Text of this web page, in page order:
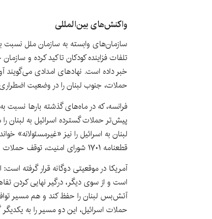
واکنش‌های بین‌المللی
سازمان‌های وابسته به سازمان ملل نسبت
تلفات فزاینده کودکان تاکید کرده و
خبر داده است. نهادهای امدادی می‌گویند
حملات، جنوب لبنان را در وضعیت
فرانسه، که در ماه‌های گذشته بارها نسبت
پیش‌تر حملات گسترده اسرائیل به لبنان
لبنان به اسرائیل را نیز «غیرمسئولانه»
قطعنامه ۱۷۰۱ شورای امنیت، توقف حملات و حفظ ثبات لبنان تاکید کرده است.
آمریکا در موقعیتی دوگانه قرار گرفته
است و از سوی دیگر، درگیر نهایی کردن
آتش‌بس لبنان را حفظ کند و هم مسیر
حملات اسرائیل، این دو مسیر را به